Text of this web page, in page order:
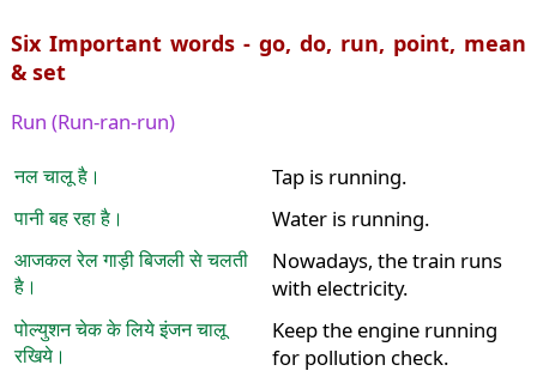
Six Important words - go, do, run, point, mean
& set
Run (Run-ran-run)
नल चालू है। Tap is running.
पानी बह रहा है। Water is running.
आजकल रेल गाड़ी बिजली से चलती
है।
Nowadays, the train runs
with electricity.
पोल्युशन चेक के लिये इंजन चालू
रखिये।
Keep the engine running
for pollution check.